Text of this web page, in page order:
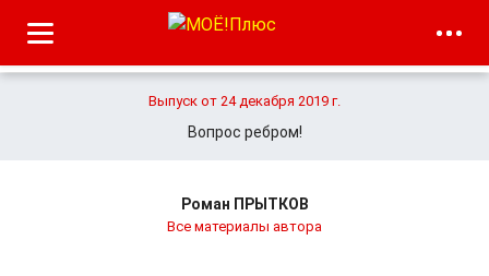
Выпуск от 24 декабря 2019 г.
Вопрос ребром!
Роман ПРЫТКОВ
Все материалы автора